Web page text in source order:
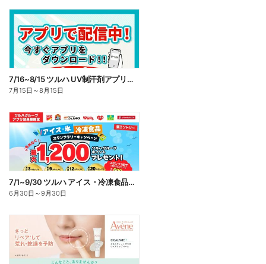
7/16~8/15 ツルハ UV制汗剤アプリ企画
7月15日 ～8月15日
7/1~9/30 ツルハ アイス・冷凍食品スタンプラリーキャンペーン企画
6月30日 ～9月30日